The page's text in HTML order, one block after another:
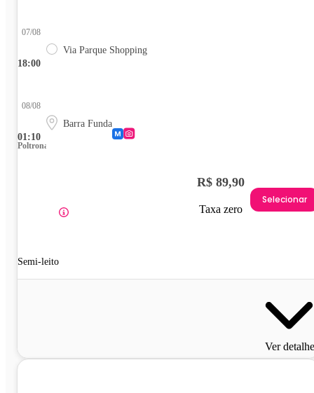
18:00
07/08
Via Parque Shopping
01:10
08/08
Barra Funda
Poltrona
Semi-leito
R$ 89,90
Taxa zero
Selecionar
Ver